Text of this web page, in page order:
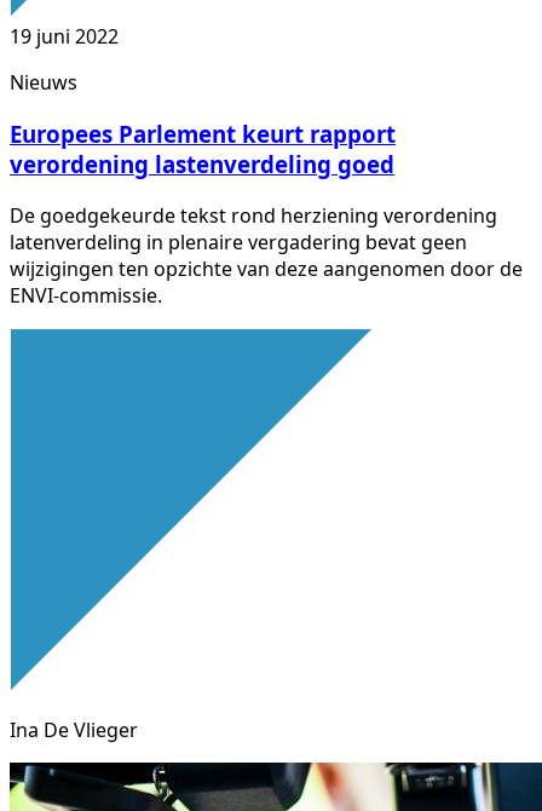
19 juni 2022
Nieuws
Europees Parlement keurt rapport
verordening lastenverdeling goed
De goedgekeurde tekst rond herziening verordening
latenverdeling in plenaire vergadering bevat geen
wijzigingen ten opzichte van deze aangenomen door de
ENVI-commissie.
Ina De Vlieger